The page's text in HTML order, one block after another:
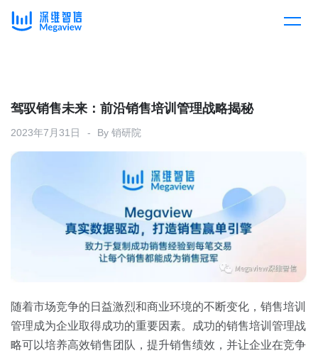
产品总览
产品集成
解决方案
按行业
消费医疗
房地产
客户案例
资源中心
关于我们
驾驭销售未来：前沿销售培训管理战略揭秘
2023年7月31日 By 销研院
随着市场竞争的日益激烈和商业环境的不断变化，销售培训
管理成为企业取得成功的重要因素。成功的销售培训管理战
略可以培养高效销售团队，提升销售绩效，并让企业在竞争